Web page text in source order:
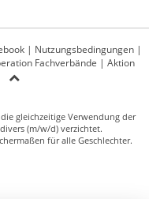
| Nutzungsbedingungen |
Fachverbände | Aktion
gleichzeitige Verwendung der
(m/w/d) verzichtet.
für alle Geschlechter.